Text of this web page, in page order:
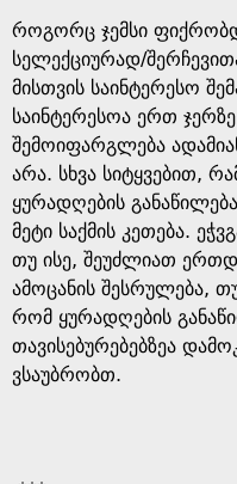
როგორც ჯემსი
სელექციურად/
მისთვის საინტერესო
საინტერესოა ერთ
შემოიფარგლება
არა. სხვა სიტყვებით,
ყურადღების
მეტი საქმის კეთება.
თუ ისე, შეუძლიათ
ამოცანის შესრულება,
რომ ყურადღების
თავისებურებებზეა
ვსაუბრობთ.